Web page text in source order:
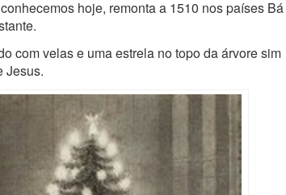
hoje, remonta a 1510 nos países Bá
com velas e uma estrela no topo da árvore sim
Jesus.